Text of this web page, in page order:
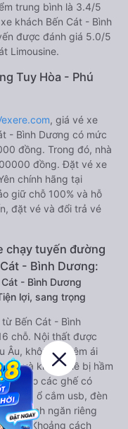
trung bình là 3.4/5
khách Bến Cát - Bình
được đánh giá 5.0/5
Limousine.
Tuy Hòa - Phú
, giá vé xe
- Bình Dương có mức
đồng. Trong đó, nhà
đồng. Đặt vé xe
chính hãng tại
giữ chỗ 100% và hỗ
đặt vé và đổi trả vé
chạy tuyến đường
- Bình Dương:
- Bình Dương
lợi, sang trọng
Bến Cát - Bình
chỗ. Nội thất được
Âu, không chỉ êm ái
mẻ và không hề bị hầm
theo các ghế có
mini, ổ cắm usb, đèn
Có vách ngăn riêng
Khoảng cách